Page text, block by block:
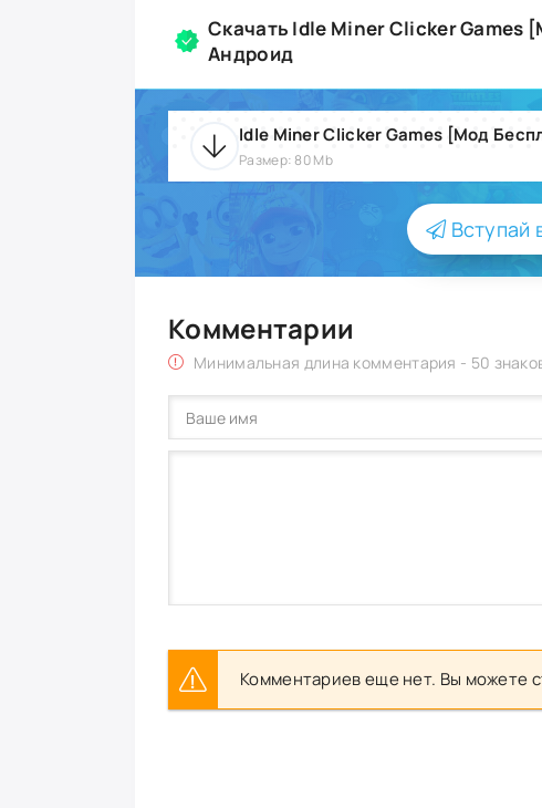
Скачать Idle Miner Clicker Games
Андроид
Размер: 80 Mb
Вступай
Комментарии
Минимальная длина комментария - 50
Комментариев еще нет. Вы можете